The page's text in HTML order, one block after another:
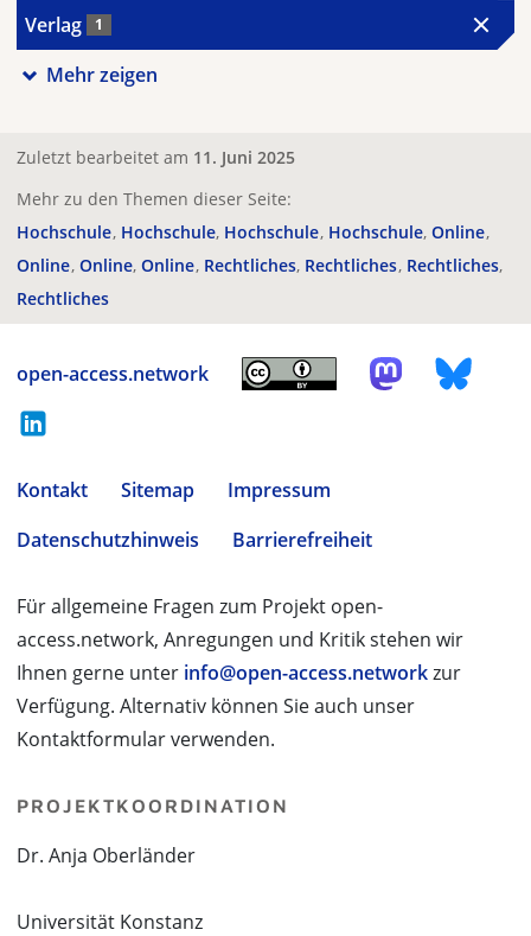
Verlag 1
Mehr zeigen
Zuletzt bearbeitet am 11. Juni 2025
Mehr zu den Themen dieser Seite:
Hochschule Hochschule Hochschule Hochschule Online
Online Online Online Rechtliches Rechtliches Rechtliches
Rechtliches
open-access.network
Kontakt Sitemap
Impressum
Datenschutzhinweis
Barrierefreiheit
Für allgemeine Fragen zum Projekt open-
access.network, Anregungen und Kritik stehen wir
Ihnen gerne unter info@open-access.networkzur
Verfügung. Alternativ können Sie auch unser
Kontaktformular verwenden.
PROJEKTKOORDINATION
Dr. Anja Oberländer
Universität Konstanz